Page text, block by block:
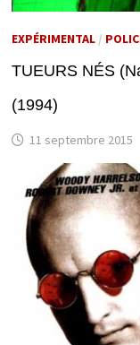
EXPÉRIMENTAL/
TUEURS NÉS
(1994)
11 septembre 2015